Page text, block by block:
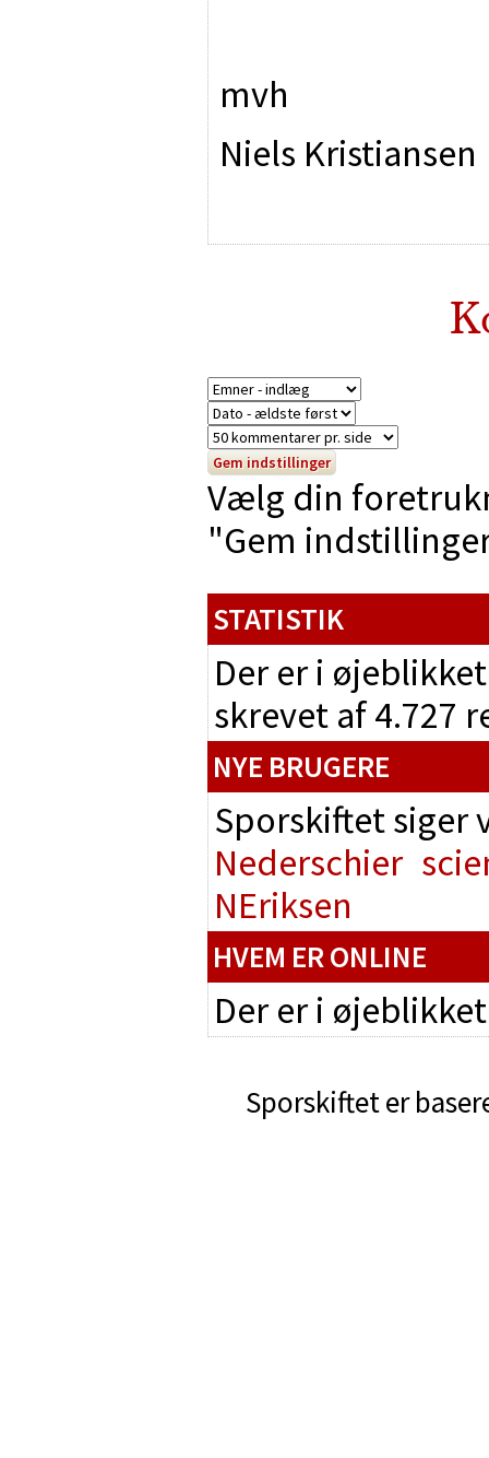
mvh
Niels Kristiansen
Vælg din
"Gem
STATISTIK
Der er i
skrevet af 4.727
NYE BRUGERE
Sporskiftet
Nederschier
NEriksen
HVEM ER ONLINE
Der er i
Sporskiftet er